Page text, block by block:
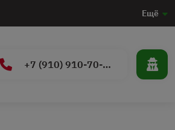
Ещё
+7 (910) 910-70-15